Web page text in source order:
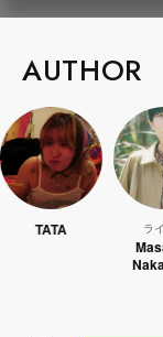
AUTHOR
ライター